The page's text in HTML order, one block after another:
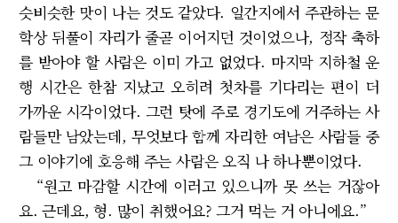
슷비슷한 맛이 나는 것도 같았다. 일간지에서 주관하는 문
학상 뒤풀이 자리가 줄곧 이어지던 것이었으나, 정작 축하
를 받아야 할 사람은 이미 가고 없었다. 마지막 지하철 운
행 시간은 한참 지났고 오히려 첫차를 기다리는 편이 더
가까운 시각이었다. 그런 탓에 주로 경기도에 거주하는 사
람들만 남았는데, 무엇보다 함께 자리한 여남은 사람들 중
그 이야기에 호응해 주는 사람은 오직 나 하나뿐이었다.
“원고 마감할 시간에 이러고 있으니까 못 쓰는 거잖아
요. 근데요, 형. 많이 취했어요? 그거 먹는 거 아니에요.”